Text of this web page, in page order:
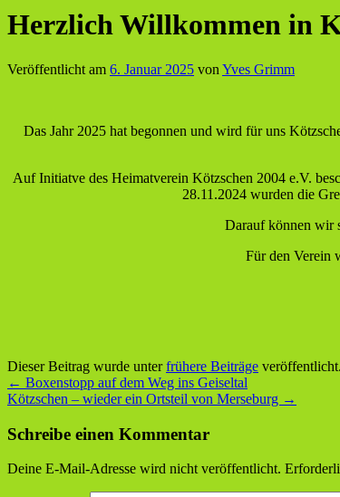
Herzlich Willkommen in
Veröffentlicht am 6. Januar 2025 von Yves Grimm
Das Jahr 2025 hat begonnen und wird für uns
Auf Initiatve des Heimatverein Kötzschen 2004 e.V.
28.11.2024 wurden die
Darauf können wir
Für den Verein
Dieser Beitrag wurde unterfrühere Beiträge
← Boxenstopp auf dem Weg ins Geiseltal
Kötzschen – wieder ein Ortsteil von Merseburg →
Schreibe einen Kommentar
Deine E-Mail-Adresse wird nicht veröffentlicht.